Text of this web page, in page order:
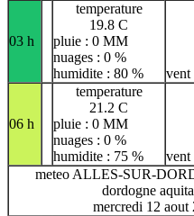
03 h
temperature
19.8 C
pluie : 0 MM
nuages : 0 %
humidite : 80 %
vent
06 h
temperature
21.2 C
pluie : 0 MM
nuages : 0 %
humidite : 75 %
vent
meteo ALLES-SUR-
dordogne
mercredi 12 aout